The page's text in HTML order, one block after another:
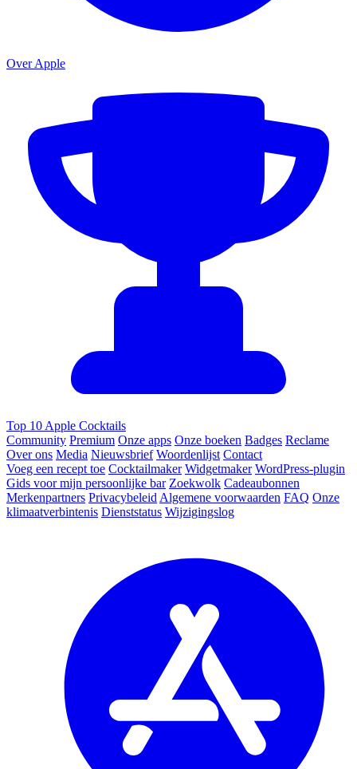
Over Apple
Top 10 Apple Cocktails
Community Premium Onze apps Onze boeken Badges Reclame
Over ons Media Nieuwsbrief Woordenlijst Contact
Voeg een recept toe Cocktailmaker Widgetmaker WordPress-plugin
Gids voor mijn persoonlijke bar Zoekwolk Cadeaubonnen
Merkenpartners Privacybeleid Algemene voorwaarden FAQ Onze
klimaatverbintenis Dienststatus Wijzigingslog